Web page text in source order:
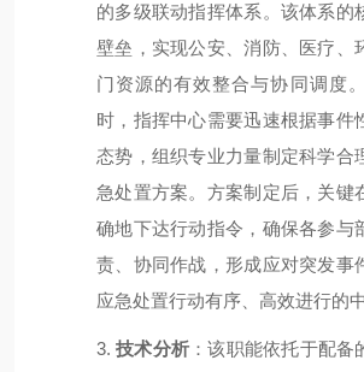
的多级联动指挥体系。该体系的
壁垒，实现公安、消防、医疗、
门资源的有效整合与协同调度
时，指挥中心需要迅速根据事件
态势，组织专业力量制定科学合
急处置方案。方案制定后，关键
确地下达行动指令，确保各参与
责、协同作战，形成应对突发事
应急处置行动有序、高效进行的
3.技术分析 ：该职能依托于配